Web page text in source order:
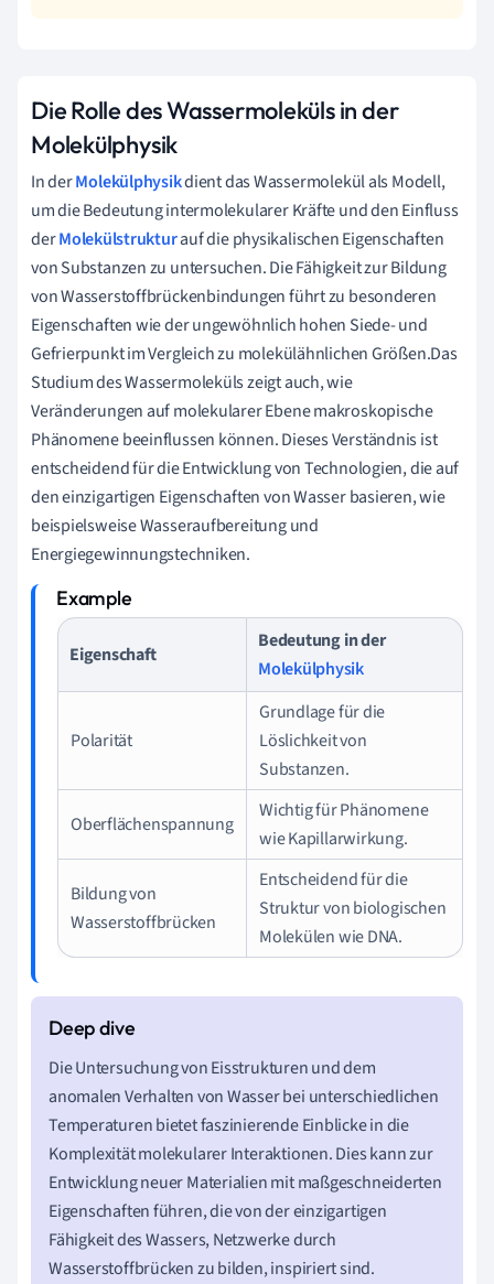
Die Rolle des Wassermoleküls in der
Molekülphysik
In derMolekülphysikdient das Wassermolekül als Modell,
um die Bedeutung intermolekularer Kräfte und den Einfluss
derMolekülstrukturauf die physikalischen Eigenschaften
von Substanzen zu untersuchen. Die Fähigkeit zur Bildung
von Wasserstoffbrückenbindungen führt zu besonderen
Eigenschaften wie der ungewöhnlich hohen Siede- und
Gefrierpunkt im Vergleich zu molekülähnlichen Größen.Das
Studium des Wassermoleküls zeigt auch, wie
Veränderungen auf molekularer Ebene makroskopische
Phänomene beeinflussen können. Dieses Verständnis ist
entscheidend für die Entwicklung von Technologien, die auf
den einzigartigen Eigenschaften von Wasser basieren, wie
beispielsweise Wasseraufbereitung und
Energiegewinnungstechniken.
Eigenschaft
Bedeutung in der
Molekülphysik
Polarität
Grundlage für die
Löslichkeit von
Substanzen.
Oberflächenspannung
Wichtig für Phänomene
wie Kapillarwirkung.
Bildung von
Wasserstoffbrücken
Entscheidend für die
Struktur von biologischen
Molekülen wie DNA.
Die Untersuchung von Eisstrukturen und dem
anomalen Verhalten von Wasser bei unterschiedlichen
Temperaturen bietet faszinierende Einblicke in die
Komplexität molekularer Interaktionen. Dies kann zur
Entwicklung neuer Materialien mit maßgeschneiderten
Eigenschaften führen, die von der einzigartigen
Fähigkeit des Wassers, Netzwerke durch
Wasserstoffbrücken zu bilden, inspiriert sind.